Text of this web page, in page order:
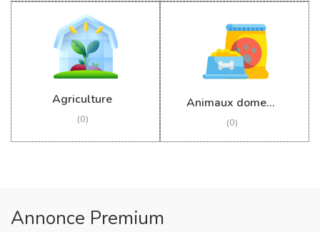
Agriculture
(0)
Animaux domestiques
(0)
Annonce Premium